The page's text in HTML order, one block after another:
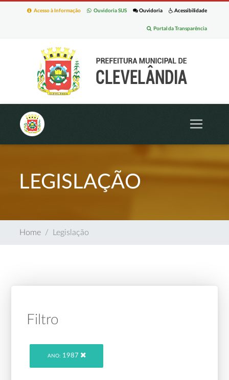
Acessibilidade
Ouvidoria
Ouvidoria SUS
Acesso à Informação
Portal da Transparência
LEGISLAÇÃO
Home Legislação
Filtro
ANO: 1987